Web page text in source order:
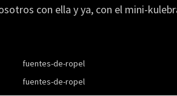
con ella y ya, con el mini-